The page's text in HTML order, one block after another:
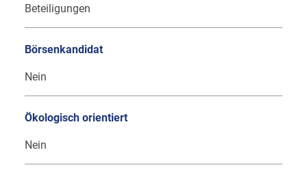
Beteiligungen
Börsenkandidat
Nein
Ökologisch orientiert
Nein